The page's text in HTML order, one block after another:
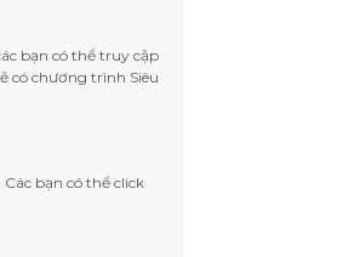
bạn có thể truy cập
có chương trình Siêu
bạn có thể click